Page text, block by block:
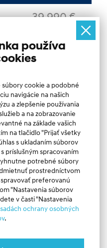
39 990 €
33 990 €
za posledných 30 dní
systém ESC +
kontroly stability prívesu •
vodiča a spolujazdca
Okenné airbagy vpredu a
vodiča a spolujazdca
v jazdnom pruhu LKA •
LFA
používa
cookie a podobné
navigácie na našich
a zlepšenie používania
a na zobrazovanie
na základe vašich
na tlačidlo "Prijať všetky
s ukladaním súborov
príslušným spracovaním
potrebné súbory
prostredníctvom
preferovanú
"Nastavenia súborov
v časti "Nastavenia
ochrany osobných
.